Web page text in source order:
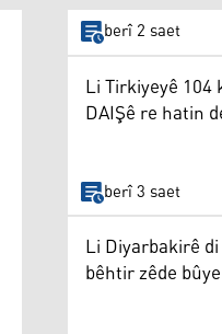
berî 2 saet
Li Tirkiyeyê 104
DAIŞê re hatin
berî 3 saet
Li Diyarbakirê
bêhtir zêde bûye